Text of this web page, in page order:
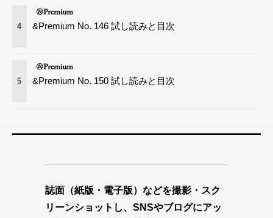
4 &Premium No. 146 試し読みと目次
5 &Premium No. 150 試し読みと目次
誌面（紙版・電子版）などを撮影・スク
リーンショットし、SNSやブログにアッ